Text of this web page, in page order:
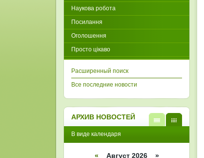
Наукова робота
Посилання
Оголошення
Просто цікаво
Расширенный поиск
Все последние новости
АРХИВ НОВОСТЕЙ
кален
списк
В виде календаря
« Август 2026 »